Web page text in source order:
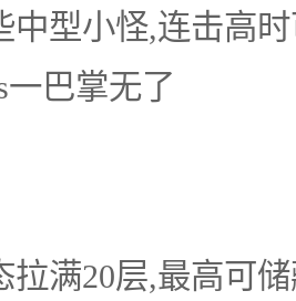
中型小怪,连击高
一巴掌无了
20层,最高可储